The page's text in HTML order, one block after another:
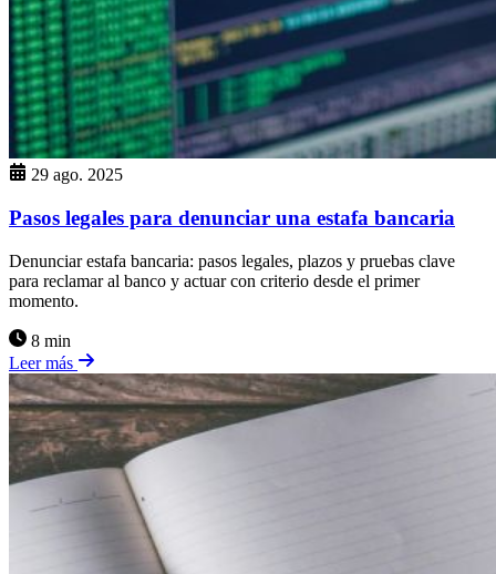
29 ago. 2025
Pasos legales para denunciar una estafa bancaria
Denunciar estafa bancaria: pasos legales, plazos y pruebas clave
para reclamar al banco y actuar con criterio desde el primer
momento.
8 min
Leer más